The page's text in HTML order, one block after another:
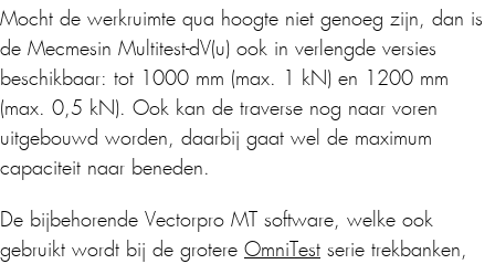
Mocht de werkruimte qua hoogte niet genoeg zijn, dan is
de Mecmesin Multitest-dV(u) ook in verlengde versies
beschikbaar: tot 1000 mm (max. 1 kN) en 1200 mm
(max. 0,5 kN). Ook kan de traverse nog naar voren
uitgebouwd worden, daarbij gaat wel de maximum
capaciteit naar beneden.
De bijbehorende Vectorpro MT software, welke ook
gebruikt wordt bij de grotere OmniTest serie trekbanken,